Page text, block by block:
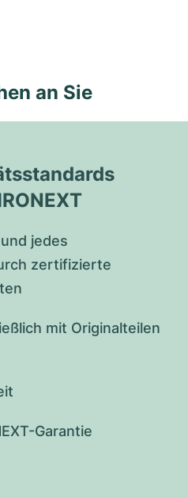
an Sie
jedes
zertifizierte
mit Originalteilen
Garantie